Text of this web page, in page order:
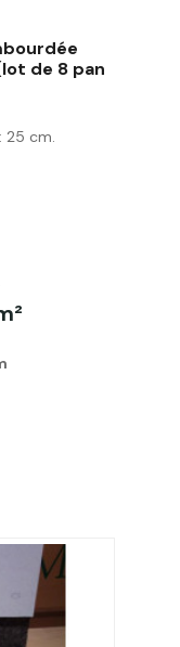
de 8 pan
25 cm.